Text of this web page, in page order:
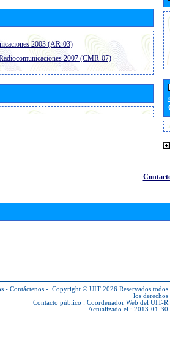
2003 (AR-03)
2007 (CMR-07)
- Contáctenos - Copyright © UIT 2026 Reservados todos
los derechos
Contacto público : Coordenador Web del UIT-R
Actualizado el : 2013-01-30